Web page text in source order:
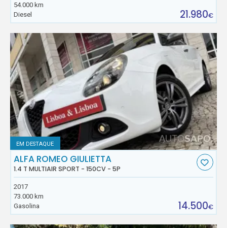
54.000 km
Diesel
21.980€
EM DESTAQUE
ALFA ROMEO GIULIETTA
1.4 T MULTIAIR SPORT - 150CV - 5P
2017
73.000 km
Gasolina
14.500€